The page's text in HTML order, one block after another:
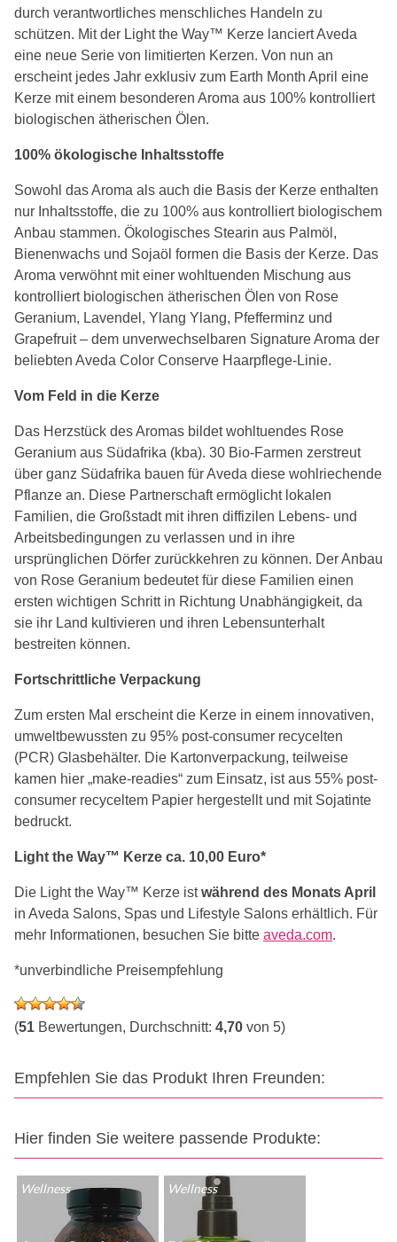
durch verantwortliches menschliches Handeln zu
schützen. Mit der Light the Way™ Kerze lanciert Aveda
eine neue Serie von limitierten Kerzen. Von nun an
erscheint jedes Jahr exklusiv zum Earth Month April eine
Kerze mit einem besonderen Aroma aus 100% kontrolliert
biologischen ätherischen Ölen.
100% ökologische Inhaltsstoffe
Sowohl das Aroma als auch die Basis der Kerze enthalten
nur Inhaltsstoffe, die zu 100% aus kontrolliert biologischem
Anbau stammen. Ökologisches Stearin aus Palmöl,
Bienenwachs und Sojaöl formen die Basis der Kerze. Das
Aroma verwöhnt mit einer wohltuenden Mischung aus
kontrolliert biologischen ätherischen Ölen von Rose
Geranium, Lavendel, Ylang Ylang, Pfefferminz und
Grapefruit – dem unverwechselbaren Signature Aroma der
beliebten Aveda Color Conserve Haarpflege-Linie.
Vom Feld in die Kerze
Das Herzstück des Aromas bildet wohltuendes Rose
Geranium aus Südafrika (kba). 30 Bio-Farmen zerstreut
über ganz Südafrika bauen für Aveda diese wohlriechende
Pflanze an. Diese Partnerschaft ermöglicht lokalen
Familien, die Großstadt mit ihren diffizilen Lebens- und
Arbeitsbedingungen zu verlassen und in ihre
ursprünglichen Dörfer zurückkehren zu können. Der Anbau
von Rose Geranium bedeutet für diese Familien einen
ersten wichtigen Schritt in Richtung Unabhängigkeit, da
sie ihr Land kultivieren und ihren Lebensunterhalt
bestreiten können.
Fortschrittliche Verpackung
Zum ersten Mal erscheint die Kerze in einem innovativen,
umweltbewussten zu 95% post-consumer recycelten
(PCR) Glasbehälter. Die Kartonverpackung, teilweise
kamen hier „make-readies“ zum Einsatz, ist aus 55% post-
consumer recyceltem Papier hergestellt und mit Sojatinte
bedruckt.
Light the Way™ Kerze ca. 10,00 Euro*
Die Light the Way™ Kerze istwährend des Monats April
in Aveda Salons, Spas und Lifestyle Salons erhältlich. Für
mehr Informationen, besuchen Sie bitte aveda.com.
*unverbindliche Preisempfehlung
(51 Bewertungen, Durchschnitt: 4,70 von 5)
Empfehlen Sie das Produkt Ihren Freunden:
Hier finden Sie weitere passende Produkte:
Wellness Wellness